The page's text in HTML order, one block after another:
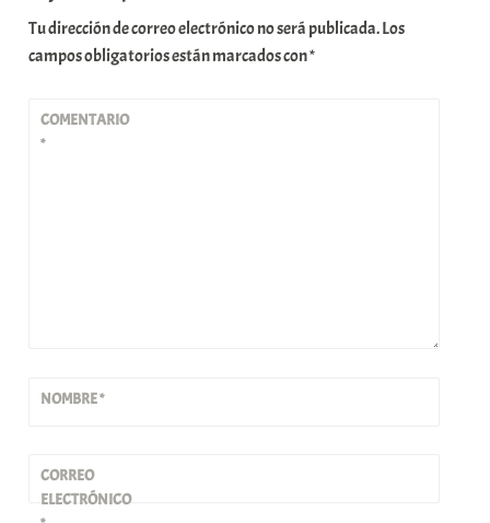
Tu dirección de correo electrónico no será publicada.Los
campos obligatorios están marcados con*
COMENTARIO
*
NOMBRE*
CORREO
ELECTRÓNICO